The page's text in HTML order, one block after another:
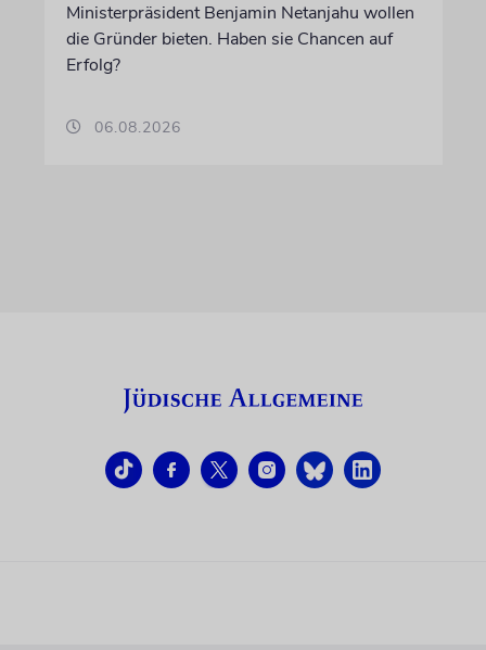
Ministerpräsident Benjamin Netanjahu wollen
die Gründer bieten. Haben sie Chancen auf
Erfolg?
06.08.2026